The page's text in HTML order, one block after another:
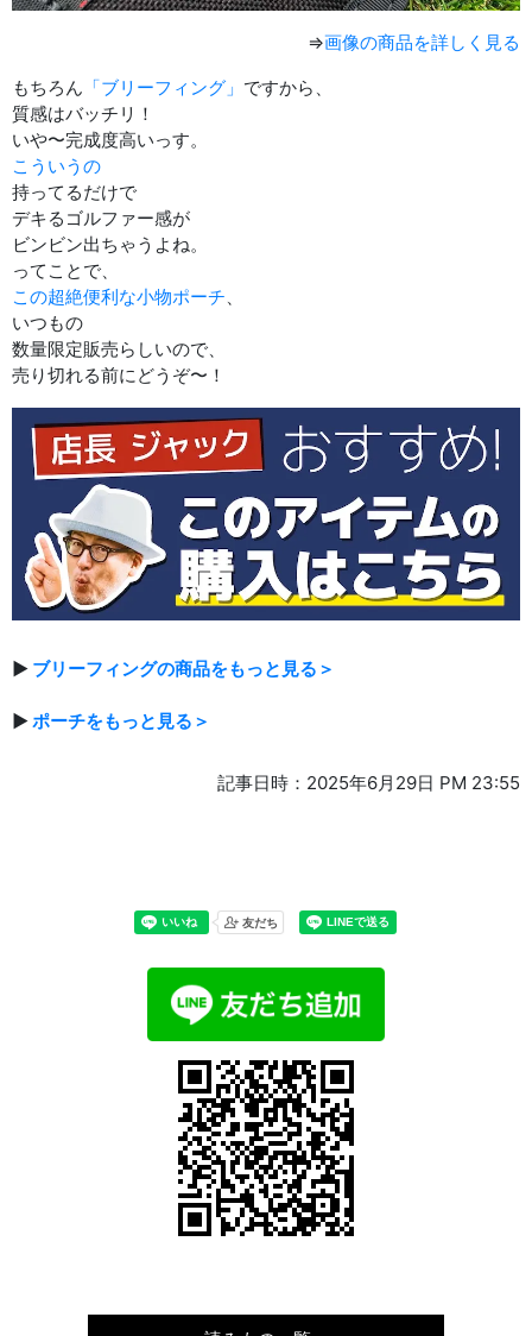
⇒画像の商品を詳しく見る
もちろん 「ブリーフィング」 ですから、
質感はバッチリ！
いや〜完成度高いっす。
こういうの
持ってるだけで
デキるゴルファー感が
ビンビン出ちゃうよね。
ってことで、
この超絶便利な小物ポーチ、
いつもの
数量限定販売らしいので、
売り切れる前にどうぞ〜！
▶ ブリーフィングの商品をもっと見る＞
▶ポーチをもっと見る＞
記事日時：2025年6月29日 PM 23:55